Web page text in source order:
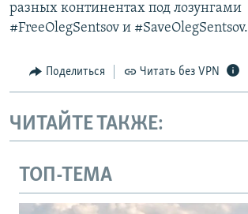
разных континентах под лозунгами​
#FreeOlegSentsov и #SaveOlegSentsov.
Поделиться Читать без VPN
ЧИТАЙТЕ ТАКЖЕ:
ТОП-ТЕМА